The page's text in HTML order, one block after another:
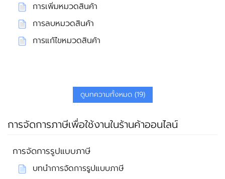
การเพิ่มหมวดสินค้า
การลบหมวดสินค้า
การแก้ไขหมวดสินค้า
ดูบทความทั้งหมด (19)
การจัดการภาษีเพื่อใช้งานในร้านค้าออนไลน์
การจัดการรูปแบบภาษี
บทนำการจัดการรูปแบบภาษี